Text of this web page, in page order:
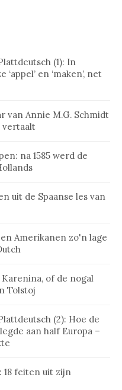
(1): In
en ‘maken’, net
van Annie M.G. Schmidt
vertaalt
na 1585 werd de
uit de Spaanse les van
Amerikanen zo'n lage
of de nogal
Tolstoj
(2): Hoe de
aan half Europa –
18 feiten uit zijn